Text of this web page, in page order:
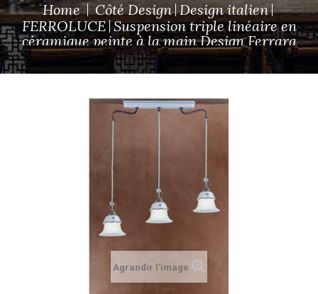
Home Côté Design Design italien
FERROLUCE Suspension triple linéaire en
céramique peinte à la main Design Ferrara
Agrandir l'image